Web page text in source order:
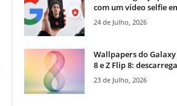
com um vídeo selfie
24 de Julho, 2026
Wallpapers do Galaxy
8 e Z Flip 8:
23 de Julho, 2026